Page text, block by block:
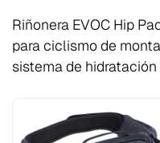
Riñonera EVOC Hip
para ciclismo de
sistema de